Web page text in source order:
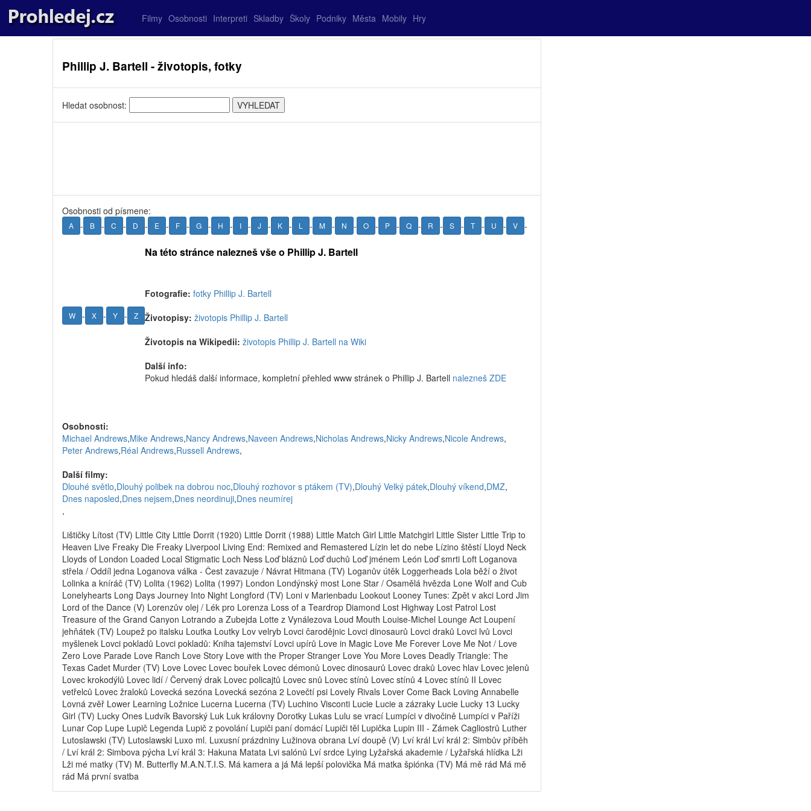
Filmy Osobnosti Interpreti Skladby Školy Podniky Města Mobily Hry
Phillip J. Bartell - životopis, fotky
Hledat osobnost:
Osobnosti od písmene:
A - B - C - D - E - F - G - H - I - J - K - L - M - N - O - P - Q - R - S - T - U - V -
W - X - Y - Z
Na této stránce nalezneš vše o Phillip J. Bartell
Fotografie: fotky Phillip J. Bartell
Životopisy: životopis Phillip J. Bartell
Životopis na Wikipedii: životopis Phillip J. Bartell na Wiki
Další info:
Pokud hledáš další informace, kompletní přehled www stránek o Phillip J. Bartell nalezneš ZDE
Osobnosti:
Michael Andrews,Mike Andrews,Nancy Andrews,Naveen Andrews,Nicholas Andrews,Nicky Andrews,Nicole Andrews,
Peter Andrews,Réal Andrews,Russell Andrews,
Další filmy:
Dlouhé světlo,Dlouhý polibek na dobrou noc,Dlouhý rozhovor s ptákem (TV),Dlouhý Velký pátek,Dlouhý víkend,DMZ,
Dnes naposled,Dnes nejsem,Dnes neordinuji,Dnes neumírej
,
Lištičky Lítost (TV) Little City Little Dorrit (1920) Little Dorrit (1988) Little Match Girl Little Matchgirl Little Sister Little Trip to
Heaven Live Freaky Die Freaky Liverpool Living End: Remixed and Remastered Lízin let do nebe Lízino štěstí Lloyd Neck
Lloyds of London Loaded Local Stigmatic Loch Ness Loď bláznů Loď duchů Loď jménem León Loď smrti Loft Loganova
střela / Oddíl jedna Loganova válka - Čest zavazuje / Návrat Hitmana (TV) Loganův útěk Loggerheads Lola běží o život
Lolinka a kníráč (TV) Lolita (1962) Lolita (1997) London Londýnský most Lone Star / Osamělá hvězda Lone Wolf and Cub
Lonelyhearts Long Days Journey Into Night Longford (TV) Loni v Marienbadu Lookout Looney Tunes: Zpět v akci Lord Jim
Lord of the Dance (V) Lorenzův olej / Lék pro Lorenza Loss of a Teardrop Diamond Lost Highway Lost Patrol Lost
Treasure of the Grand Canyon Lotrando a Zubejda Lotte z Vynálezova Loud Mouth Louise-Michel Lounge Act Loupení
jehňátek (TV) Loupež po italsku Loutka Loutky Lov velryb Lovci čarodějnic Lovci dinosaurů Lovci draků Lovci lvů Lovci
myšlenek Lovci pokladů Lovci pokladů: Kniha tajemství Lovci upírů Love in Magic Love Me Forever Love Me Not / Love
Zero Love Parade Love Ranch Love Story Love with the Proper Stranger Love You More Loves Deadly Triangle: The
Texas Cadet Murder (TV) Love Lovec Lovec bouřek Lovec démonů Lovec dinosaurů Lovec draků Lovec hlav Lovec jelenů
Lovec krokodýlů Lovec lidí / Červený drak Lovec policajtů Lovec snů Lovec stínů Lovec stínů 4 Lovec stínů II Lovec
vetřelců Lovec žraloků Lovecká sezóna Lovecká sezóna 2 Lovečtí psi Lovely Rivals Lover Come Back Loving Annabelle
Lovná zvěř Lower Learning Ložnice Lucerna Lucerna (TV) Luchino Visconti Lucie Lucie a zázraky Lucie Lucky 13 Lucky
Girl (TV) Lucky Ones Ludvík Bavorský Luk Luk královny Dorotky Lukas Lulu se vrací Lumpíci v divočině Lumpíci v Paříži
Lunar Cop Lupe Lupič Legenda Lupič z povolání Lupiči paní domácí Lupiči těl Lupička Lupin III - Zámek Cagliostrů Luther
Lutoslawski (TV) Lutoslawski Luxo ml. Luxusní prázdniny Lužinova obrana Lví doupě (V) Lví král Lví král 2: Simbův příběh
/ Lví král 2: Simbova pýcha Lví král 3: Hakuna Matata Lvi salónů Lví srdce Lying Lyžařská akademie / Lyžařská hlídka Lži
Lži mé matky (TV) M. Butterfly M.A.N.T.I.S. Má kamera a já Má lepší polovička Má matka špiónka (TV) Má mě rád Má mě
rád Má první svatba